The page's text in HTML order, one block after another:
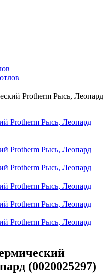
Protherm Рысь, Леопард
(0020025297)